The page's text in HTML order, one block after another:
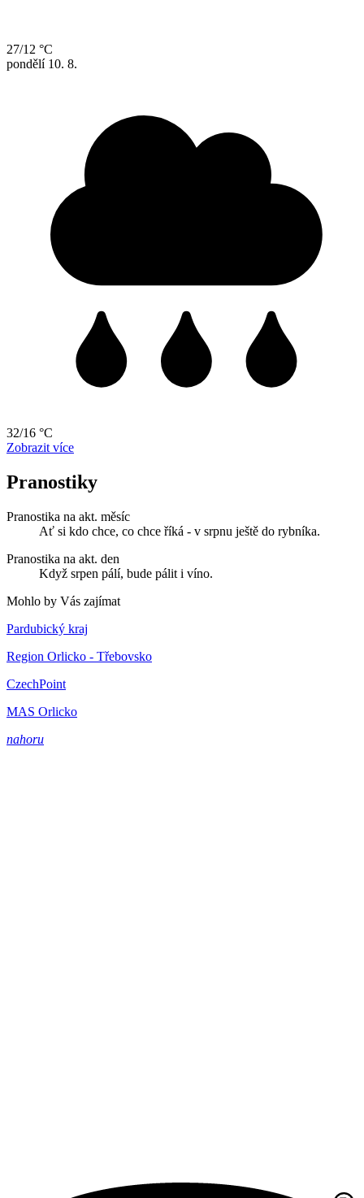
27/12 °C
pondělí 10. 8.
32/16 °C
Zobrazit více
Pranostiky
Pranostika na akt. měsíc
Ať si kdo chce, co chce říká - v srpnu ještě do rybníka.
Pranostika na akt. den
Když srpen pálí, bude pálit i víno.
Mohlo by Vás zajímat
Pardubický kraj
Region Orlicko - Třebovsko
CzechPoint
MAS Orlicko
nahoru